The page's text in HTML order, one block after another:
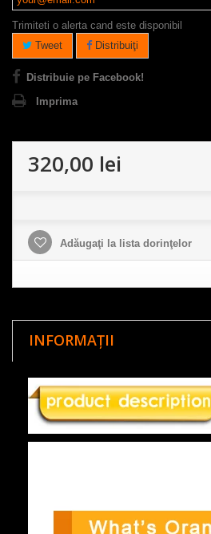
Trimiteti o alerta cand este disponibil
Tweet
Distribuiţi
Distribuie pe Facebook!
Imprima
320,00 lei
Adăugaţi la lista dorinţelor
INFORMAȚII